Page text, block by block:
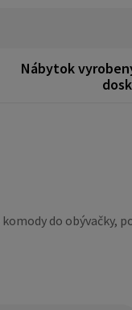
Nábytok
do obývačky,